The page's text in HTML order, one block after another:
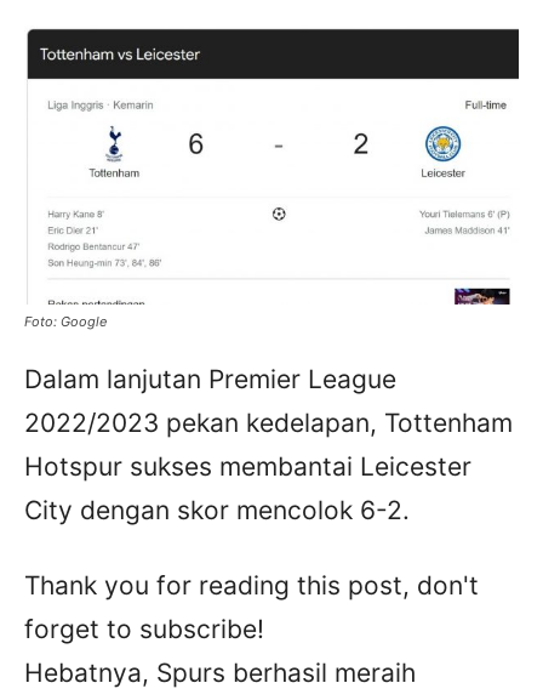
Foto: Google
Dalam lanjutan Premier League
2022/2023 pekan kedelapan, Tottenham
Hotspur sukses membantai Leicester
City dengan skor mencolok 6-2.
Thank you for reading this post, don't
forget to subscribe!
Hebatnya, Spurs berhasil meraih